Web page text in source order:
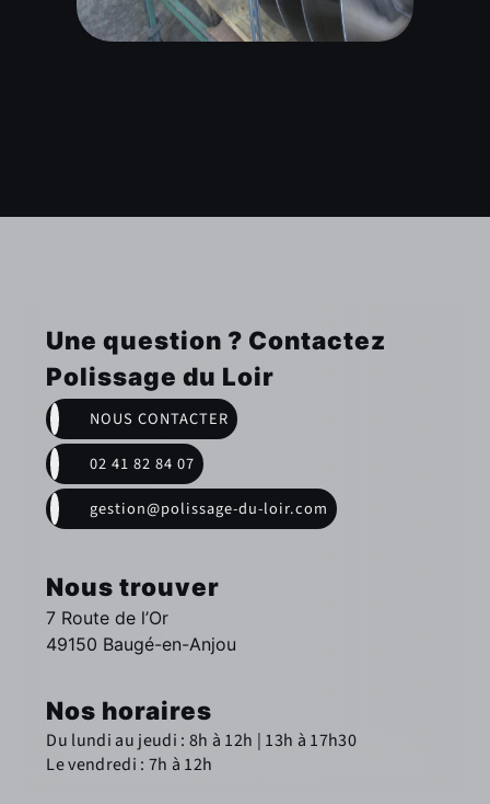
Une question ? Contactez
Polissage du Loir
NOUS CONTACTER
02 41 82 84 07
gestion@polissage-du-loir.com
Nous trouver
7 Route de l’Or
49150 Baugé-en-Anjou
Nos horaires
Du lundi au jeudi : 8h à 12h | 13h à 17h30
Le vendredi : 7h à 12h